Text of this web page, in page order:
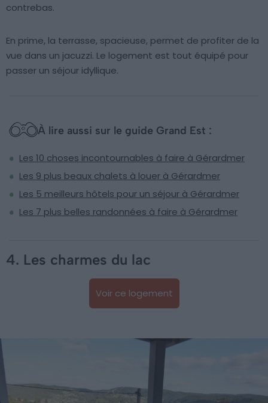
contrebas.
En prime, la terrasse, spacieuse, permet de profiter de la
vue dans un jacuzzi. Le logement est tout équipé pour
passer un séjour idyllique.
À lire aussi sur le guide Grand Est :
Les 10 choses incontournables à faire à Gérardmer
Les 9 plus beaux chalets à louer à Gérardmer
Les 5 meilleurs hôtels pour un séjour à Gérardmer
Les 7 plus belles randonnées à faire à Gérardmer
4. Les charmes du lac
Voir ce logement